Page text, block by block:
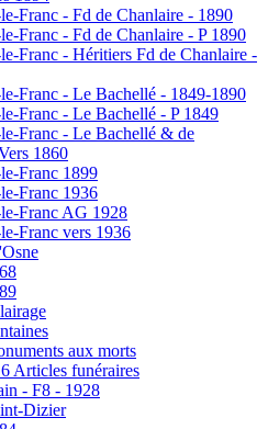
Franc - Fd de Chanlaire - 1890
Franc - Fd de Chanlaire - P 1890
Franc - Héritiers Fd de Chanlaire -
Franc - Le Bachellé - 1849-1890
Franc - Le Bachellé - P 1849
Franc - Le Bachellé & de
1860
Franc 1899
Franc 1936
Franc AG 1928
Franc vers 1936
aux morts
Articles funéraires
- F8 - 1928
Dizier